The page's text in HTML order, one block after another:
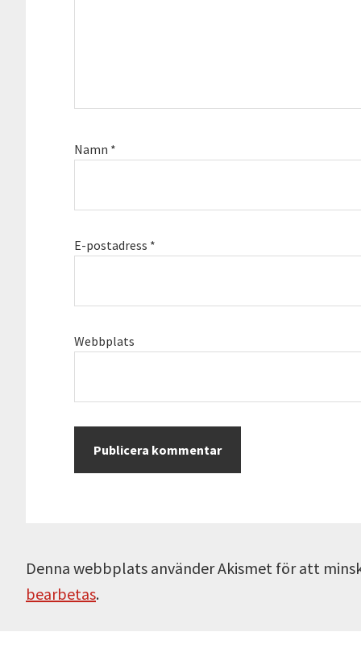
Namn *
E-postadress *
Webbplats
Denna webbplats använder Akismet för att
bearbetas.